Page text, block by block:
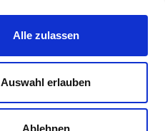
Alle zulassen
Auswahl erlauben
Ablehnen